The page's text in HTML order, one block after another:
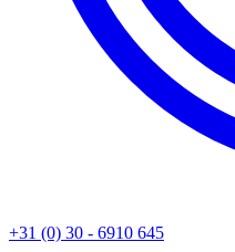
+31 (0) 30 - 6910 645